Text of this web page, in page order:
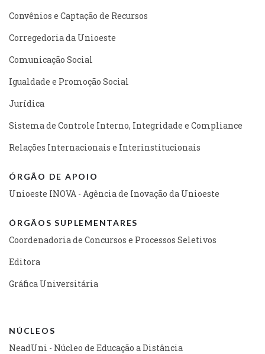
Convênios e Captação de Recursos
Corregedoria da Unioeste
Comunicação Social
Igualdade e Promoção Social
Jurídica
Sistema de Controle Interno, Integridade e Compliance
Relações Internacionais e Interinstitucionais
ÓRGÃO DE APOIO
Unioeste INOVA - Agência de Inovação da Unioeste
ÓRGÃOS SUPLEMENTARES
Coordenadoria de Concursos e Processos Seletivos
Editora
Gráfica Universitária
NÚCLEOS
NeadUni - Núcleo de Educação a Distância